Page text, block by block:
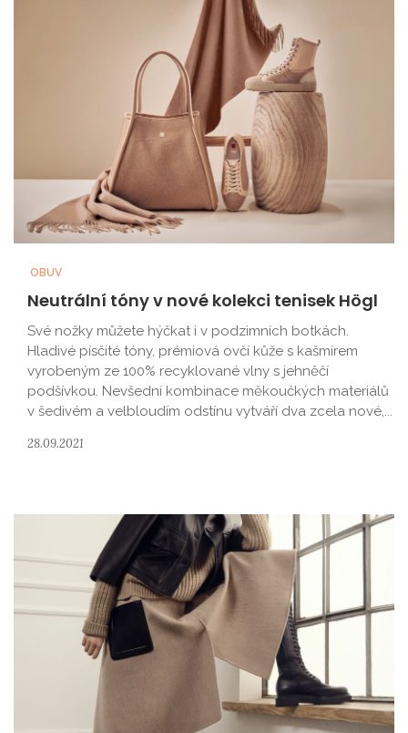
OBUV
Neutrální tóny v nové kolekci tenisek Högl
Své nožky můžete hýčkat i v podzimních botkách.
Hladivé písčité tóny, prémiová ovčí kůže s kašmírem
vyrobeným ze 100% recyklované vlny s jehněčí
podšívkou. Nevšední kombinace měkoučkých materiálů
v šedivém a velbloudím odstínu vytváří dva zcela nové,...
28.09.2021